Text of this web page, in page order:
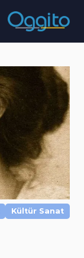
Kültür Sanat